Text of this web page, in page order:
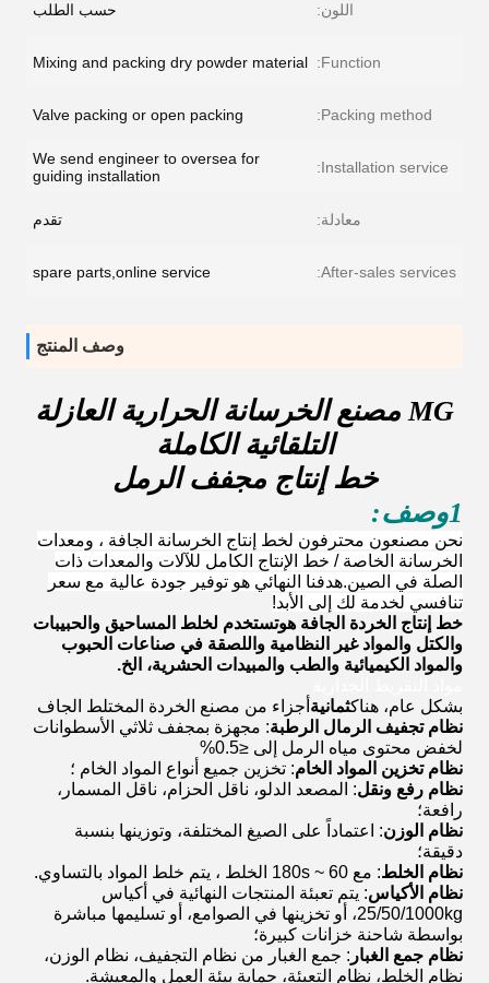
اللون: حسب الطلب
Function:
Mixing and packing dry powder material
Packing method:
Valve packing or open packing
Installation service:
We send engineer to oversea for
guiding installation
معادلة: تقدم
After-sales services:
spare parts,online service
وصف المنتج
MG مصنع الخرسانة الحرارية العازلة
التلقائية الكاملة
خط إنتاج مجفف الرمل
1وصف:
نحن مصنعون محترفون لخط إنتاج الخرسانة الجافة ، ومعدات
الخرسانة الخاصة / خط الإنتاج الكامل للآلات والمعدات ذات
الصلة في الصين.هدفنا النهائي هو توفير جودة عالية مع سعر
تنافسي لخدمة لك إلى الأبد!
خط إنتاج الخردة الجافة هوتستخدم لخلط المساحيق والحبيبات
والكتل والمواد غير النظامية واللصقة في صناعات الحبوب
والمواد الكيميائية والطب والمبيدات الحشرية، الخ.
بشكل عام، هناكثمانية أجزاء من مصنع الخردة المختلط الجاف
نظام تجفيف الرمال الرطبة: مجهزة بمجفف ثلاثي الأسطوانات
لخفض محتوى مياه الرمل إلى ≤0.5%
نظام تخزين المواد الخام: تخزين جميع أنواع المواد الخام ؛
نظام رفع ونقل: المصعد الدلو، ناقل الحزام، ناقل المسمار،
رافعة؛
نظام الوزن: اعتماداً على الصيغ المختلفة، وتوزينها بنسبة
دقيقة؛
نظام الخلط: مع 60 ~ 180s الخلط ، يتم خلط المواد بالتساوي.
نظام الأكياس: يتم تعبئة المنتجات النهائية في أكياس
25/50/1000kg، أو تخزينها في الصوامع، أو تسليمها مباشرة
بواسطة شاحنة خزانات كبيرة؛
نظام جمع الغبار : جمع الغبار من نظام التجفيف، نظام الوزن،
نظام الخلط، نظام التعبئة، حماية بيئة العمل والمعيشة.